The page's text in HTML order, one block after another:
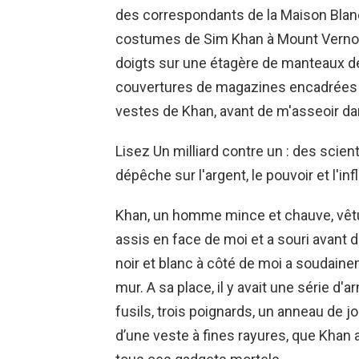
des correspondants de la Maison
costumes de Sim Khan à Mount
doigts sur une étagère de manteaux
couvertures de magazines
vestes de Khan, avant de m'asseoir
Lisez Un milliard contre un : des
dépêche sur l'argent, le pouvoir et
Khan, un homme mince et chauve,
assis en face de moi et a souri avant
noir et blanc à côté de moi a
mur. A sa place, il y avait une série
fusils, trois poignards, un anneau de
d’une veste à fines rayures, que